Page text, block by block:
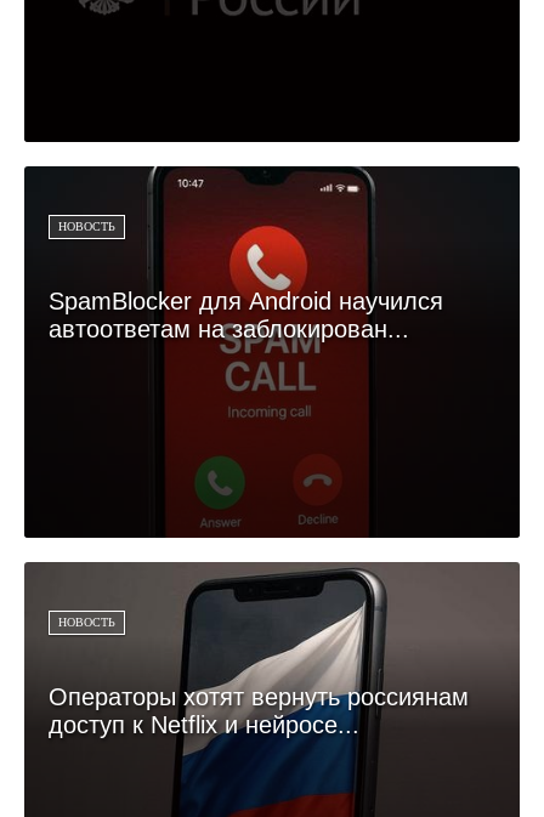
НОВОСТЬ
SpamBlocker для Android научился
автоответам на заблокирован...
НОВОСТЬ
Операторы хотят вернуть россиянам
доступ к Netflix и нейросе...